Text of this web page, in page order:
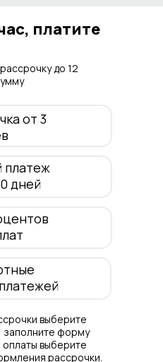
платите
до 12
от 3
платеж
дней
выберите
заполните форму
оплаты выберите
рассрочки.